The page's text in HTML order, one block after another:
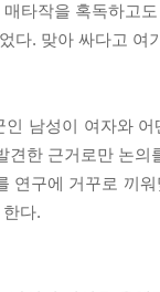
타작을 혹독하고
다. 맞아 싸다고
인 남성이 여자와
견한 근거로만 논
연구에 거꾸로 끼
다.